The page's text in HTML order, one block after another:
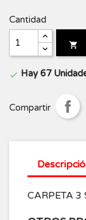
Cantidad

 Hay 67
Compartir
CARPETA 3